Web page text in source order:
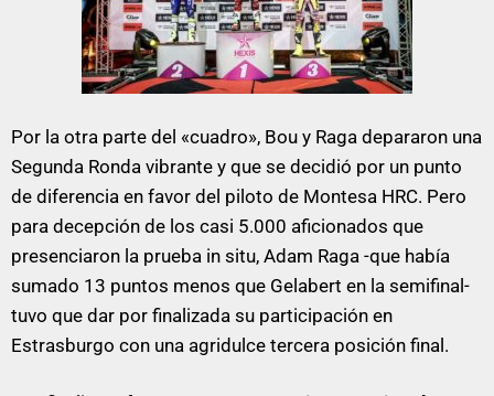
Por la otra parte del «cuadro», Bou y Raga depararon una
Segunda Ronda vibrante y que se decidió por un punto
de diferencia en favor del piloto de Montesa HRC. Pero
para decepción de los casi 5.000 aficionados que
presenciaron la prueba in situ, Adam Raga -que había
sumado 13 puntos menos que Gelabert en la semifinal-
tuvo que dar por finalizada su participación en
Estrasburgo con una agridulce tercera posición final.